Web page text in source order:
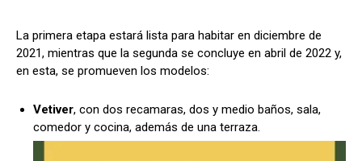
La primera etapa estará lista para habitar en diciembre de
2021, mientras que la segunda se concluye en abril de 2022 y,
en esta, se promueven los modelos:
Vetiver, con dos recamaras, dos y medio baños, sala,
comedor y cocina, además de una terraza.